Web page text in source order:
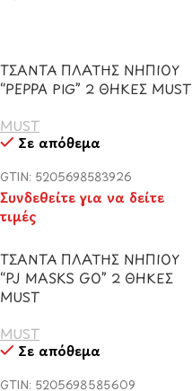
ΤΣΑΝΤΑ ΠΛΑΤΗΣ ΝΗΠΙΟΥ
“PEPPA PIG” 2 ΘΗΚΕΣ MUST
MUST
Σε απόθεμα
GTIN: 5205698583926
Συνδεθείτε για να δείτε
τιμές
ΤΣΑΝΤΑ ΠΛΑΤΗΣ ΝΗΠΙΟΥ
“PJ MASKS GO” 2 ΘΗΚΕΣ
MUST
MUST
Σε απόθεμα
GTIN: 5205698585609